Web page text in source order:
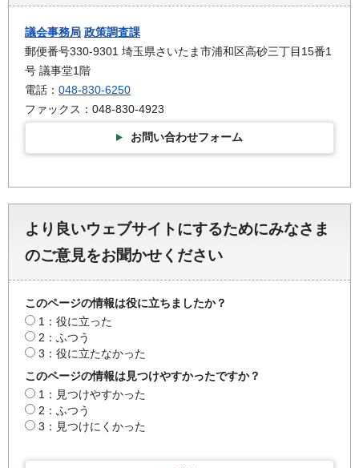
議会事務局 政策調査課
郵便番号330-9301 埼玉県さいたま市浦和区高砂三丁目15番1
号 議事堂1階
電話： 048-830-6250
ファックス：048-830-4923
お問い合わせフォーム
より良いウェブサイトにするためにみなさま
のご意見をお聞かせください
このページの情報は役に立ちましたか？
1：役に立った
2：ふつう
3：役に立たなかった
このページの情報は見つけやすかったですか？
1：見つけやすかった
2：ふつう
3：見つけにくかった